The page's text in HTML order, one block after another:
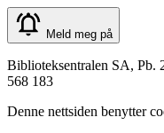
Meld meg på
Biblioteksentralen SA, Pb.
568 183
Denne nettsiden benytter